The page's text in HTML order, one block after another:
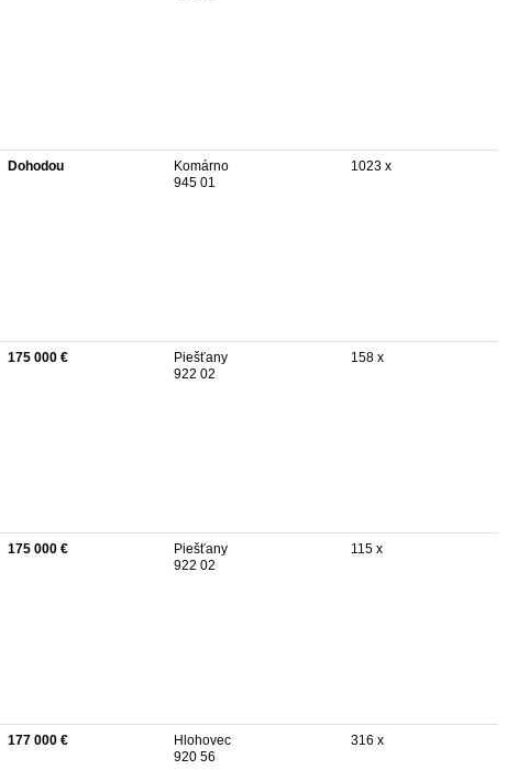
Dohodou
Komárno
945 01
1023 x
175 000 €
Piešťany
922 02
158 x
175 000 €
Piešťany
922 02
115 x
177 000 €
Hlohovec
920 56
316 x